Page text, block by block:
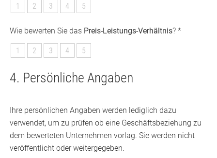
1 2 3 4 5
Wie bewerten Sie das Preis-Leistungs-Verhältnis? *
1 2 3 4 5
4. Persönliche Angaben
Ihre persönlichen Angaben werden lediglich dazu
verwendet, um zu prüfen ob eine Geschäftsbeziehung zu
dem bewerteten Unternehmen vorlag. Sie werden nicht
veröffentlicht oder weitergegeben.